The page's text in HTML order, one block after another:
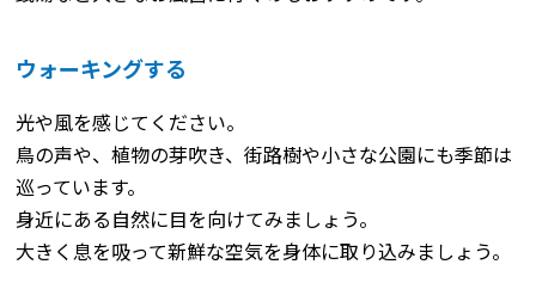
ウォーキングする
光や風を感じてください。
鳥の声や、植物の芽吹き、街路樹や小さな公園にも季節は
巡っています。
身近にある自然に目を向けてみましょう。
大きく息を吸って新鮮な空気を身体に取り込みましょう。